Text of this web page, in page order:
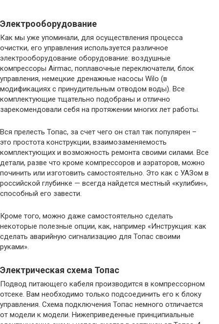
Электрооборудование
Как мы уже упоминали, для осуществления процесса
очистки, его управления используется различное
электрооборудование оборудование: воздушные
компрессоры Airmac, поплавочные переключатели, блок
управления, немецкие дренажные насосы Wilo (в
модификациях с принудительным отводом воды). Все
комплектующие тщательно подобраны и отлично
зарекомендовали себя на протяжении многих лет работы.
Вся прелесть Топас, за счет чего он стал так популярен –
это простота конструкции, взаимозаменяемость
комплектующих и возможность ремонта своими силами. Все
детали, разве что кроме компрессоров и аэраторов, можно
починить или изготовить самостоятельно. Это как с УАЗом в
российской глубинке — всегда найдется местный «кулибин»,
способный его завести.
Кроме того, можно даже самостоятельно сделать
некоторые полезные опции, как, например «Инструкция: как
сделать аварийную сигнализацию для Топас своими
руками».
Электрическая схема Топас
Подвод питающего кабеля производится в компрессорном
отсеке. Вам необходимо только подсоединить его к блоку
управления. Схема подключения Топас немного отличается
от модели к модели. Нижеприведенные принципиальные